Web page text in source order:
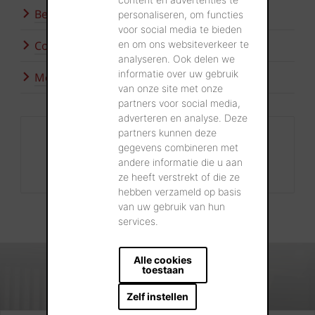
personaliseren, om functies
voor social media te bieden
en om ons websiteverkeer te
analyseren. Ook delen we
informatie over uw gebruik
van onze site met onze
partners voor social media,
adverteren en analyse. Deze
partners kunnen deze
gegevens combineren met
andere informatie die u aan
ze heeft verstrekt of die ze
hebben verzameld op basis
van uw gebruik van hun
services.
Alle cookies
toestaan
Zelf instellen
Bezoek onze showroom
Contacteer ons
Meer inspiratie
Contact
+32 56 24 96 38
info@wienerberger.be